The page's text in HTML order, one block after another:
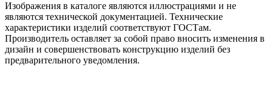
Изображения в каталоге являются иллюстрациями и не
являются технической документацией. Технические
характеристики изделий соответствуют ГОСТам.
Производитель оставляет за собой право вносить изменения в
дизайн и совершенствовать конструкцию изделий без
предварительного уведомления.